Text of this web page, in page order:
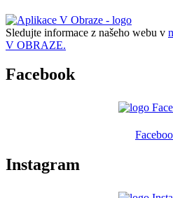
Sledujte informace z našeho webu v
V OBRAZE.
Facebook
Instagram